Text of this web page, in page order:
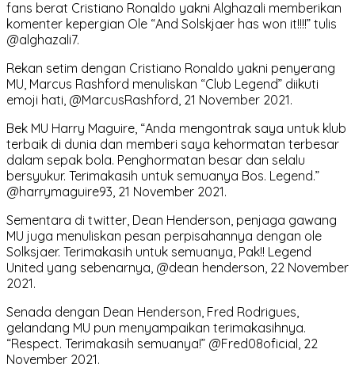
fans berat Cristiano Ronaldo yakni Alghazali memberikan
komenter kepergian Ole “And Solskjaer has won it!!!!” tulis
@alghazali7.
Rekan setim dengan Cristiano Ronaldo yakni penyerang
MU, Marcus Rashford menuliskan “Club Legend” diikuti
emoji hati, @MarcusRashford, 21 November 2021.
Bek MU Harry Maguire, “Anda mengontrak saya untuk klub
terbaik di dunia dan memberi saya kehormatan terbesar
dalam sepak bola. Penghormatan besar dan selalu
bersyukur. Terimakasih untuk semuanya Bos. Legend.”
@harrymaguire93, 21 November 2021.
Sementara di twitter, Dean Henderson, penjaga gawang
MU juga menuliskan pesan perpisahannya dengan ole
Solksjaer. Terimakasih untuk semuanya, Pak!! Legend
United yang sebenarnya, @dean henderson, 22 November
2021.
Senada dengan Dean Henderson, Fred Rodrigues,
gelandang MU pun menyampaikan terimakasihnya.
“Respect. Terimakasih semuanya!” @Fred08oficial, 22
November 2021.